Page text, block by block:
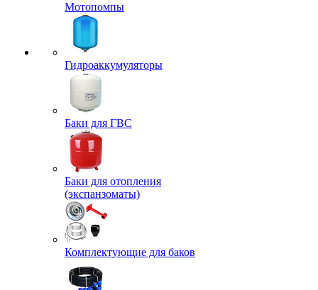
Мотопомпы
Гидроаккумуляторы
Баки для ГВС
Баки для отопления
(экспанзоматы)
Комплектующие для баков